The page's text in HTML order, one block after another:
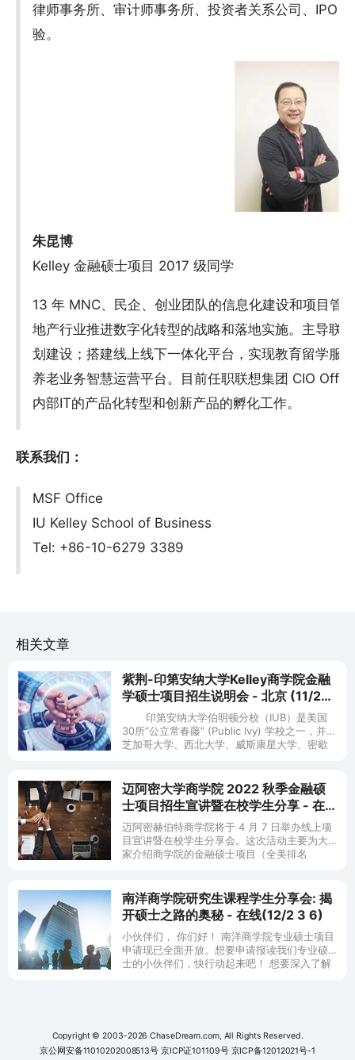
律师事务所、审计师事务所、投资者关系公司、IPO
验。
朱昆博
Kelley 金融硕士项目 2017 级同学
13 年 MNC、民企、创业团队的信息化建设和项目管
地产行业推进数字化转型的战略和落地实施。主导联
划建设；搭建线上线下一体化平台，实现教育留学服
养老业务智慧运营平台。目前任职联想集团 CIO
内部IT的产品化转型和创新产品的孵化工作。
联系我们：
MSF Office
IU Kelley School of Business
Tel: +86-10-6279 3389
相关文章
紫荆-印第安纳大学Kelley商学院金融
学硕士项目招生说明会 - 北京 (11/25
12/2)
印第安纳大学伯明顿分校（IUB）是美国
30所“公立常春藤” (Public Ivy) 学校之一，并与
芝加哥大学、西北大学、威斯康星大学、密歇
迈阿密大学商学院 2022 秋季金融硕
士项目招生宣讲暨在校学生分享 - 在
线 (4/7)
迈阿密赫伯特商学院将于 4 月 7 日举办线上项
目宣讲暨在校学生分享会。这次活动主要为大
家介绍商学院的金融硕士项目（全美排名
南洋商学院研究生课程学生分享会: 揭
开硕士之路的奥秘 - 在线(12/2 3 6)
小伙伴们， 你们好！ 南洋商学院专业硕士项目
申请现已全面开放。想要申请报读我们专业硕
士的小伙伴们，快行动起来吧！ 想要深入了解
Copyright © 2003-2026 ChaseDream.com, All Rights Reserved.
京公网安备11010202008513号 京ICP证101109号 京ICP备12012021号-1